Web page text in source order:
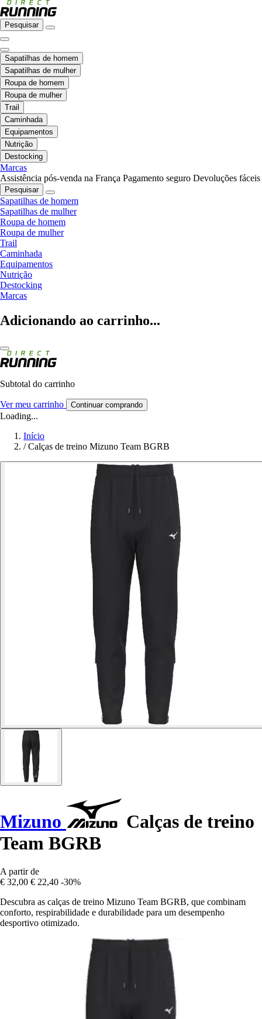
Pesquisar
Sapatilhas de homem
Sapatilhas de mulher
Roupa de homem
Roupa de mulher
Trail
Caminhada
Equipamentos
Nutrição
Destocking
Marcas
Assistência pós-venda na França Pagamento seguro Devoluções fáceis
Pesquisar
Sapatilhas de homem
Sapatilhas de mulher
Roupa de homem
Roupa de mulher
Trail
Caminhada
Equipamentos
Nutrição
Destocking
Marcas
Adicionando ao carrinho...
Subtotal do carrinho
Ver meu carrinho Continuar comprando
Loading...
Início
/ Calças de treino Mizuno Team BGRB
Mizuno
Calças de treino
Team BGRB
A partir de
€ 32,00 € 22,40 -30%
Descubra as calças de treino Mizuno Team BGRB, que combinam
conforto, respirabilidade e durabilidade para um desempenho
desportivo otimizado.